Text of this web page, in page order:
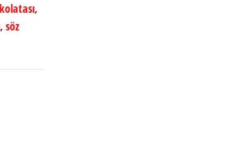
,
, söz